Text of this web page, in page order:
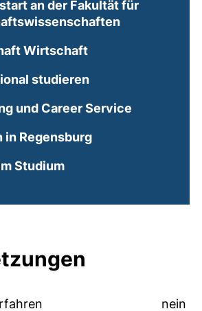
an der Fakultät für
Wirtschaft
studieren
und Career Service
in Regensburg
Studium
nein